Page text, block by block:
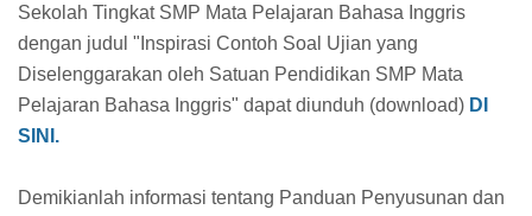
Sekolah Tingkat SMP Mata Pelajaran Bahasa Inggris
dengan judul "Inspirasi Contoh Soal Ujian yang
Diselenggarakan oleh Satuan Pendidikan SMP Mata
Pelajaran Bahasa Inggris" dapat diunduh (download) DI
SINI.
Demikianlah informasi tentang Panduan Penyusunan dan